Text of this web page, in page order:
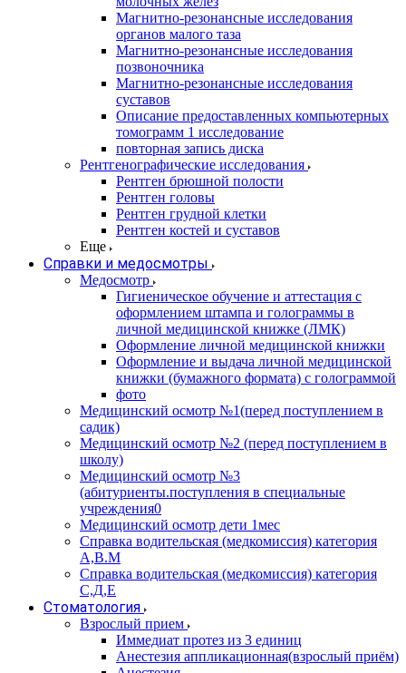
Магнитно-резонансные исследования
органов малого таза
Магнитно-резонансные исследования
позвоночника
Магнитно-резонансные исследования
суставов
Описание предоставленных компьютерных
томограмм 1 исследование
повторная запись диска
Рентгенографические исследования
Рентген брюшной полости
Рентген головы
Рентген грудной клетки
Рентген костей и суставов
Еще
Справки и медосмотры
Медосмотр
Гигиеническое обучение и аттестация с
оформлением штампа и голограммы в
личной медицинской книжке (ЛМК)
Оформление личной медицинской книжки
Оформление и выдача личной медицинской
книжки (бумажного формата) с голограммой
фото
Медицинский осмотр №1(перед поступлением в
садик)
Медицинский осмотр №2 (перед поступлением в
школу)
Медицинский осмотр №3
(абитуриенты.поступления в специальные
учреждения0
Медицинский осмотр дети 1мес
Справка водительская (медкомиссия) категория
А,В.М
Справка водительская (медкомиссия) категория
С,Д,Е
Стоматология
Взрослый прием
Иммедиат протез из 3 единиц
Анестезия аппликационная(взрослый приём)